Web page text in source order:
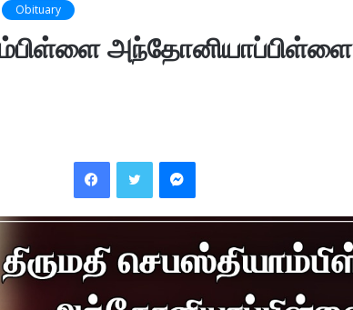
Obituary
அந்தோனியாப்பிள்ளை
FacebookTwitter Messenger